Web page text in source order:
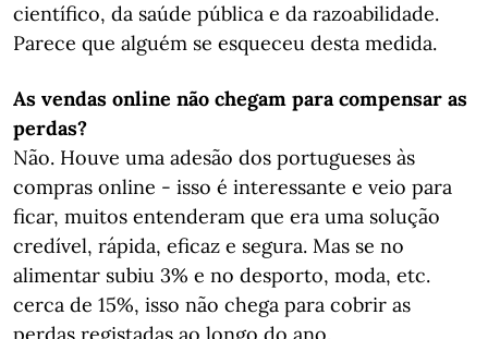
científico, da saúde pública e da razoabilidade.
Parece que alguém se esqueceu desta medida.
As vendas online não chegam para compensar as
perdas?
Não. Houve uma adesão dos portugueses às
compras online - isso é interessante e veio para
ficar, muitos entenderam que era uma solução
credível, rápida, eficaz e segura. Mas se no
alimentar subiu 3% e no desporto, moda, etc.
cerca de 15%, isso não chega para cobrir as